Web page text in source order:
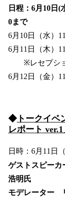
日程：6月10日
0まで
6月10日（水）
6月11日（木）
※レセプショ
6月12日（金）
◆トークイベ
レポート ver.1
日時：6月11日
ゲストスピー
浩明氏
モデレーター